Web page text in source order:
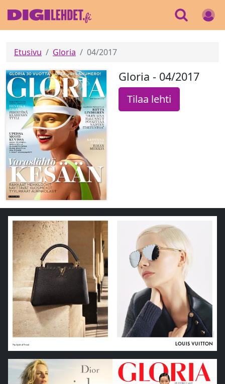
Etusivu Gloria 04/2017
Gloria - 04/2017
Tilaa lehti